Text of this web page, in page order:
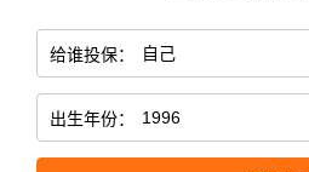
给谁投保：
出生年份：